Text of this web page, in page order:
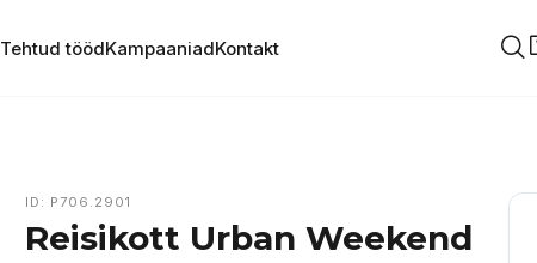
Tehtud töödKampaaniadKontakt
ID: P706.2901
Reisikott Urban Weekend